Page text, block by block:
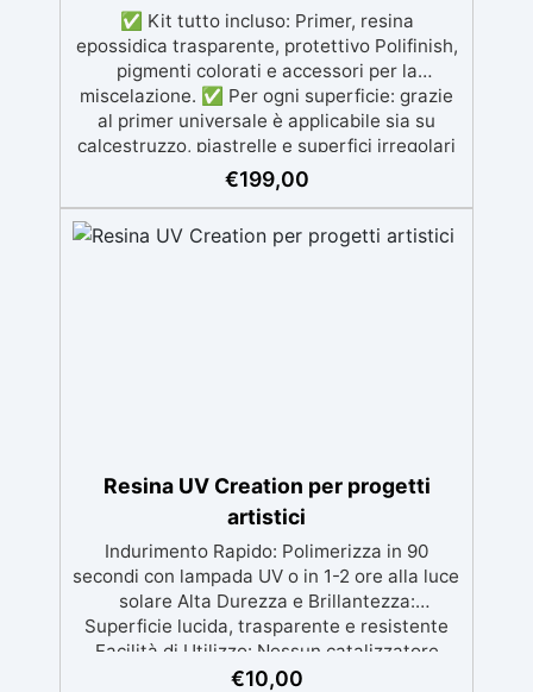
✅ Kit tutto incluso: Primer, resina
epossidica trasparente, protettivo Polifinish,
pigmenti colorati e accessori per la
miscelazione. ✅ Per ogni superficie: grazie
al primer universale è applicabile sia su
calcestruzzo, piastrelle e superfici irregolari
o danneggiate. ✅ Facile da applicare: Video
Guida completa inclusa, 3 semplici passaggi,
finitura protettiva antigraffio. ✅ Risultati
€199,00
Resina UV Creation per progetti
artistici
Indurimento Rapido: Polimerizza in 90
secondi con lampada UV o in 1-2 ore alla luce
solare Alta Durezza e Brillantezza:
Superficie lucida, trasparente e resistente
Facilità di Utilizzo: Nessun catalizzatore
richiesto, applicala e indurisce subito
€10,00